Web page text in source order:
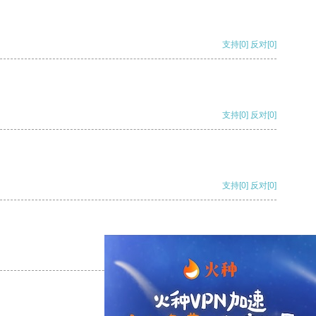
支持[0] 反对[0]
支持[0] 反对[0]
支持[0] 反对[0]